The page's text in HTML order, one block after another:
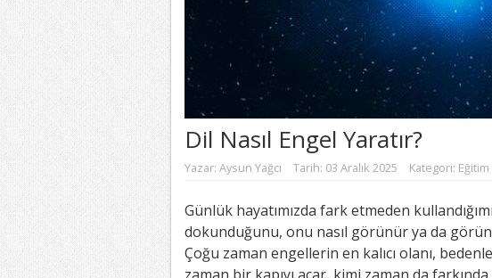
Dil Nasıl Engel Yaratır?
Yazar: Aysun Yağcı Tarih: 03 Aralık 2025 Kategori: Eğitim
Günlük hayatımızda fark etmeden
dokunduğunu, onu nasıl görünür ya da
Çoğu zaman engellerin en kalıcı olanı,